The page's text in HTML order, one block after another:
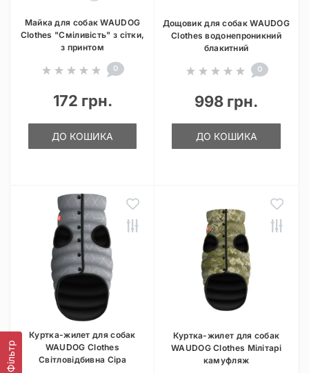
Фільтр
Майка для собак WAUDOG
Clothes "Сміливість" з сітки,
з принтом
0
172 грн.
ДО КОШИКА
Дощовик для собак WAUDOG
Clothes водонепроникний
блакитний
0
998 грн.
ДО КОШИКА
Куртка-жилет для собак
WAUDOG Clothes
Світловідбивна Сіра
Куртка-жилет для собак
WAUDOG Clothes Мілітарі
камуфляж